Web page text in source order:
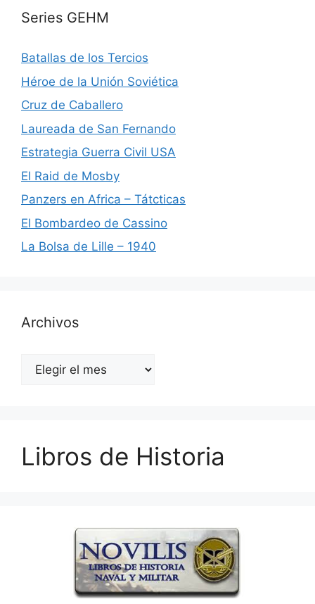
Series GEHM
Batallas de los Tercios
Héroe de la Unión Soviética
Cruz de Caballero
Laureada de San Fernando
Estrategia Guerra Civil USA
El Raid de Mosby
Panzers en Africa – Tátcticas
El Bombardeo de Cassino
La Bolsa de Lille – 1940
Archivos
Archivos
Libros de Historia